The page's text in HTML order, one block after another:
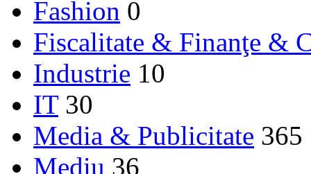
Fashion 0
Fiscalitate & Finanţe &
Industrie 10
IT 30
Media & Publicitate 365
Mediu 36